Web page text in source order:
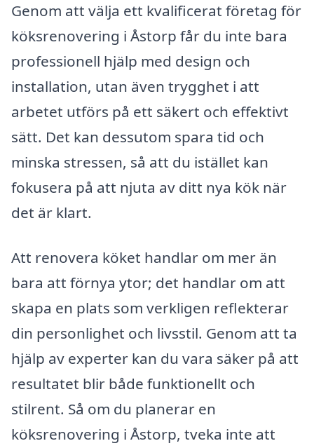
Genom att välja ett kvalificerat företag för
köksrenovering i Åstorp får du inte bara
professionell hjälp med design och
installation, utan även trygghet i att
arbetet utförs på ett säkert och effektivt
sätt. Det kan dessutom spara tid och
minska stressen, så att du istället kan
fokusera på att njuta av ditt nya kök när
det är klart.
Att renovera köket handlar om mer än
bara att förnya ytor; det handlar om att
skapa en plats som verkligen reflekterar
din personlighet och livsstil. Genom att ta
hjälp av experter kan du vara säker på att
resultatet blir både funktionellt och
stilrent. Så om du planerar en
köksrenovering i Åstorp, tveka inte att